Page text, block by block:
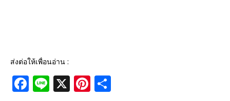
ส่งต่อให้เพื่อนอ่าน :
F Li X Pi